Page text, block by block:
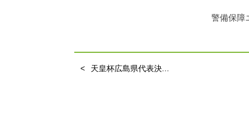
警備保
天皇杯広島県代表決...